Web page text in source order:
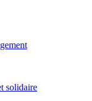
solidaire